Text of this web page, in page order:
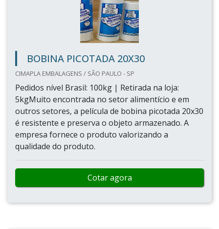
BOBINA PICOTADA 20X30
CIMAPLA EMBALAGENS / SÃO PAULO - SP
Pedidos nível Brasil: 100kg | Retirada na loja:
5kgMuito encontrada no setor alimentício e em
outros setores, a película de bobina picotada 20x30
é resistente e preserva o objeto armazenado. A
empresa fornece o produto valorizando a
qualidade do produto.
Cotar agora